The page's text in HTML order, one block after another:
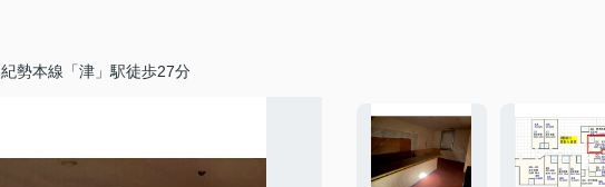
紀勢本線「津」駅徒歩27分